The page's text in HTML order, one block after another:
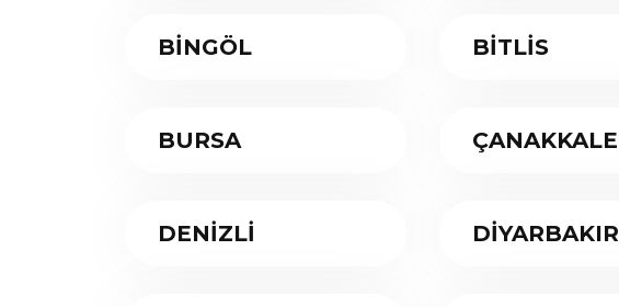
BİNGÖL BİTLİS
BURSA ÇANAKKALE
DENİZLİ DİYARBAKIR